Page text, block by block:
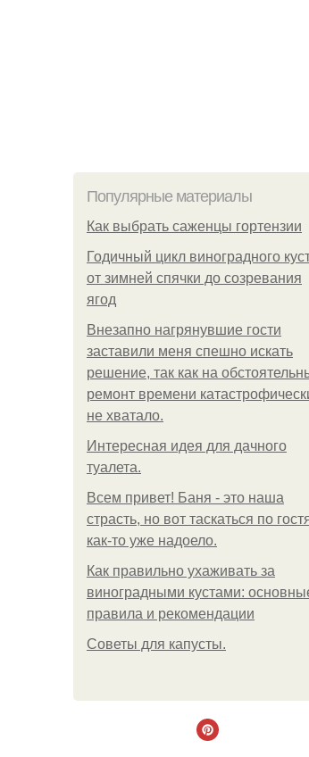
Популярные материалы
Как выбрать саженцы гортензии
Годичный цикл виноградного
от зимней спячки до созревания
ягод
Внезапно нагрянувшие гости
заставили меня спешно искать
решение, так как на
ремонт времени
не хватало.
Интересная идея для дачного
туалета.
Всем привет! Баня - это наша
страсть, но вот таскаться по
как-то уже надоело.
Как правильно ухаживать за
виноградными кустами:
правила и рекомендации
Советы для капусты.